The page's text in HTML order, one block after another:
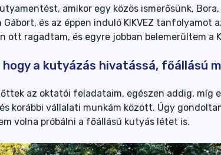
amikor egy közös ismerősünk,
és az éppen induló KIKVEZ tanfolyamot
ott ragadtam, és egyre jobban belemerültem a
a kutyázás hivatássá, főállású
az oktatói feladataim, egészen addig, míg
korábbi vállalati munkám között. Úgy
volna próbálni a főállású kutyás létet is.